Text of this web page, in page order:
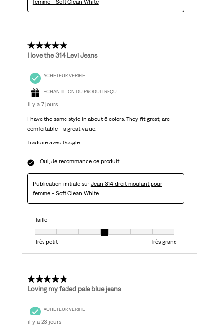
femme - Soft Clean White
5 étoile(s) sur 5.
I love the 314 Levi Jeans
ACHETEUR VÉRIFIÉ
ÉCHANTILLON DU PRODUIT REÇU
il y a 7 jours
I have the same style in about 5 colors. They fit great, are
comfortable - a great value.
Traduire avec Google
Oui, Je recommande ce produit.
Publication initiale sur Jean 314 droit moulant pour
femme - Soft Clean White
Taille
Taille, 4 sur 7, où 1 est égal à Très petit et 7 est égal à Très grand
Très petit
Très grand
5 étoile(s) sur 5.
Loving my faded pale blue jeans
ACHETEUR VÉRIFIÉ
il y a 23 jours